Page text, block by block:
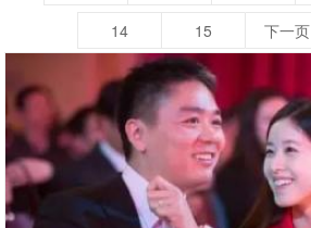
14
15 下一页